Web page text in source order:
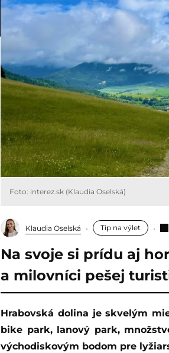
Foto: interez.sk (Klaudia Oselská)
Klaudia Oselská Tip na výlet
Na svoje si prídu aj
a milovníci pešej
Hrabovská dolina je skvelým miestom na aktívny oddych. Ponúka vodnú nádrž,
bike park, lanový park,
východiskovým bodom pre